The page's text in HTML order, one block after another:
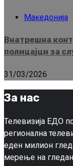
Македонија
Внатрешна
полицајци за
31/03/2026
За нас
Телевизија ЕДО
регионална
еден милион
мерење на